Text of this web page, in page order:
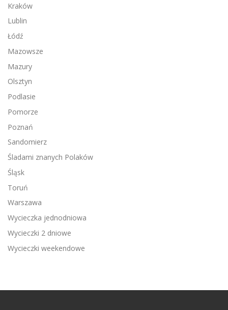
Kraków
Lublin
Łódź
Mazowsze
Mazury
Olsztyn
Podlasie
Pomorze
Poznań
Sandomierz
Śladami znanych Polaków
Śląsk
Toruń
Warszawa
Wycieczka jednodniowa
Wycieczki 2 dniowe
Wycieczki weekendowe